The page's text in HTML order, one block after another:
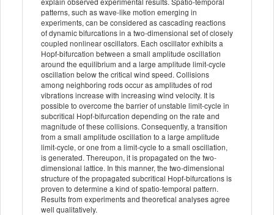
patterns, such as wave-like motion emerging in
experiments, can be considered as cascading reactions
of dynamic bifurcations in a two-dimensional set of closely
coupled nonlinear oscillators. Each oscillator exhibits a
Hopf-bifurcation between a small amplitude oscillation
around the equilibrium and a large amplitude limit-cycle
oscillation below the critical wind speed. Collisions
among neighboring rods occur as amplitudes of rod
vibrations increase with increasing wind velocity. It is
possible to overcome the barrier of unstable limit-cycle in
subcritical Hopf-bifurcation depending on the rate and
magnitude of these collisions. Consequently, a transition
from a small amplitude oscillation to a large amplitude
limit-cycle, or one from a limit-cycle to a small oscillation,
is generated. Thereupon, it is propagated on the two-
dimensional lattice. In this manner, the two-dimensional
structure of the propagated subcritical Hopf-bifurcations is
proven to determine a kind of spatio-temporal pattern.
Results from experiments and theoretical analyses agree
well qualitatively.